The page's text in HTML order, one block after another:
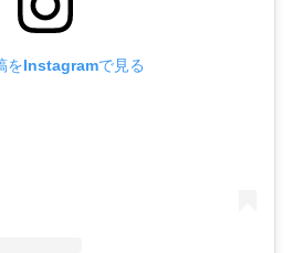
をInstagramで見る